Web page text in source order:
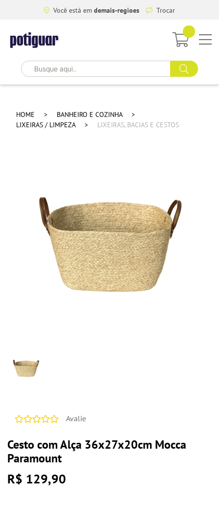
Você está em demais-regioes Trocar
HOME
BANHEIRO E COZINHA
LIXEIRAS / LIMPEZA
LIXEIRAS, BACIAS E CESTOS
Avalie
Cesto com Alça 36x27x20cm Mocca
Paramount
R$ 129,90